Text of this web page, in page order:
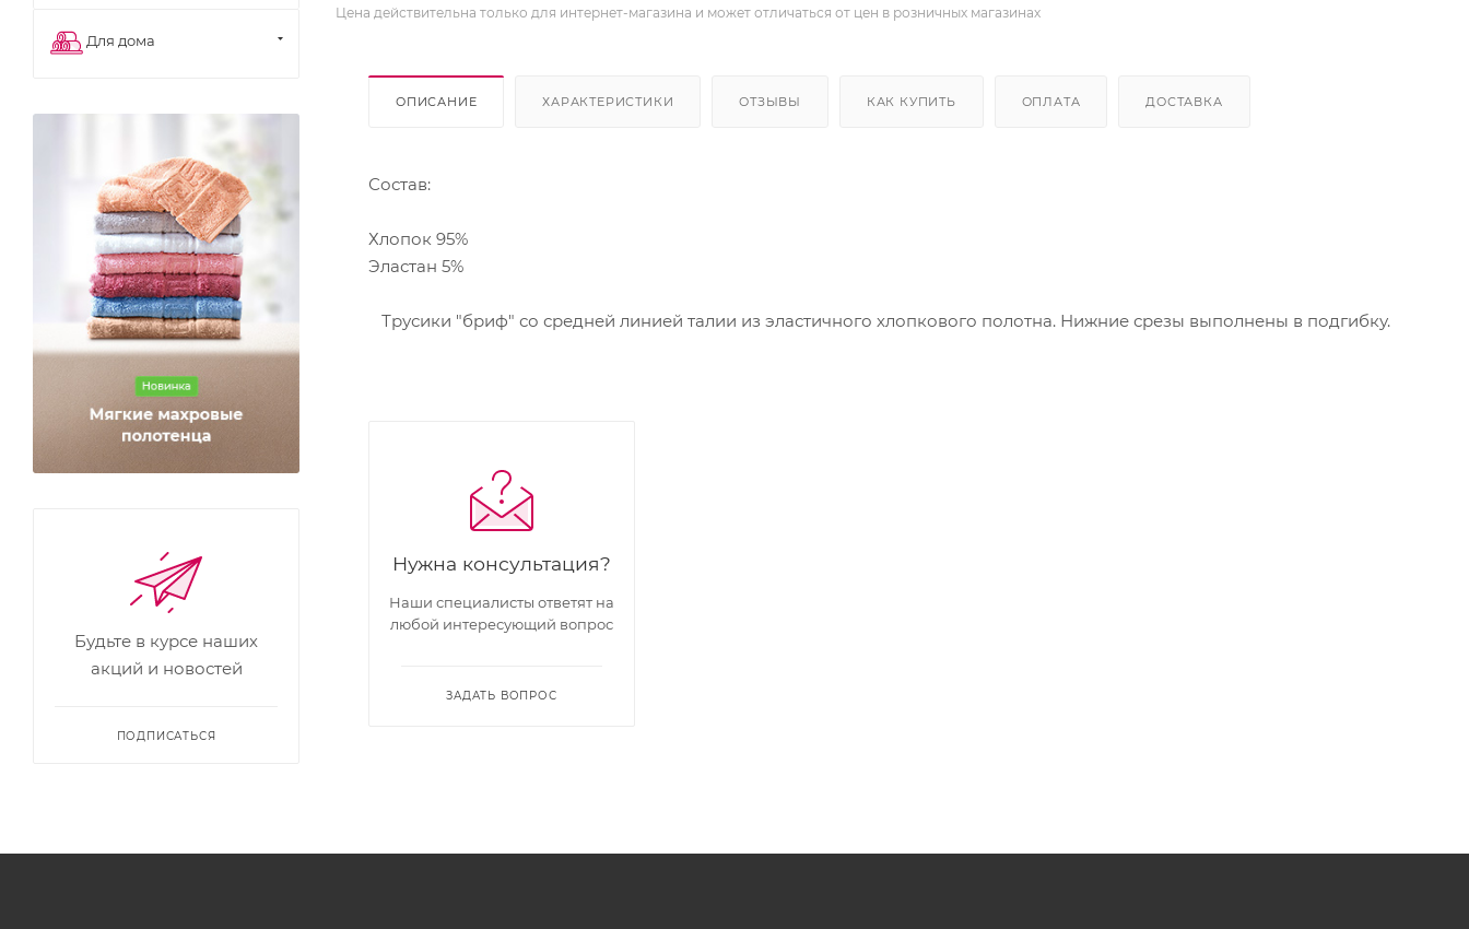
Цена действительна только для интернет-магазина и может отличаться от цен в розничных магазинах
ОПИСАНИЕ ХАРАКТЕРИСТИКИ ОТЗЫВЫ КАК КУПИТЬ ОПЛАТА ДОСТАВКА
Состав:
Хлопок 95%
Эластан 5%
Трусики "бриф" со средней линией талии из эластичного хлопкового полотна. Нижние срезы выполнены в подгибку.
Нужна консультация?
Наши специалисты ответят на
любой интересующий вопрос
ЗАДАТЬ ВОПРОС
Для дома
Будьте в курсе наших
акций и новостей
ПОДПИСАТЬСЯ